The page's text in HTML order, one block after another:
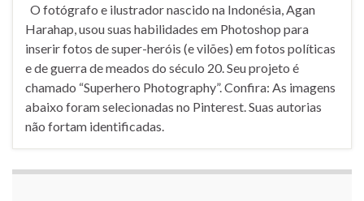
O fotógrafo e ilustrador nascido na Indonésia, Agan
Harahap, usou suas habilidades em Photoshop para
inserir fotos de super-heróis (e vilões) em fotos políticas
e de guerra de meados do século 20. Seu projeto é
chamado “Superhero Photography”. Confira: As imagens
abaixo foram selecionadas no Pinterest. Suas autorias
não fortam identificadas.